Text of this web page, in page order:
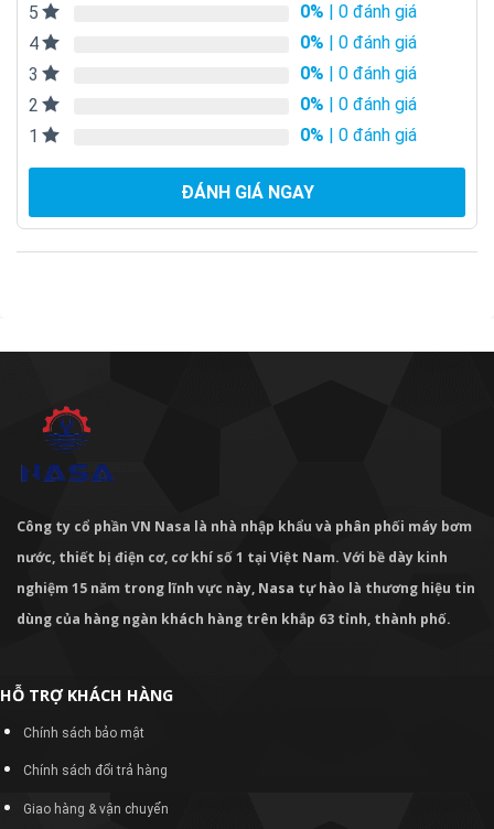
5 0% | 0 đánh giá
4
0% | 0 đánh giá
3
0% | 0 đánh giá
2
0% | 0 đánh giá
1
0% | 0 đánh giá
ĐÁNH GIÁ NGAY
Công ty cổ phần VN Nasa là nhà nhập khẩu và phân phối máy bơm
nước, thiết bị điện cơ, cơ khí số 1 tại Việt Nam. Với bề dày kinh
nghiệm 15 năm trong lĩnh vực này, Nasa tự hào là thương hiệu tin
dùng của hàng ngàn khách hàng trên khắp 63 tỉnh, thành phố.
HỖ TRỢ KHÁCH HÀNG
Chính sách bảo mật
Chính sách đổi trả hàng
Giao hàng & vận chuyển